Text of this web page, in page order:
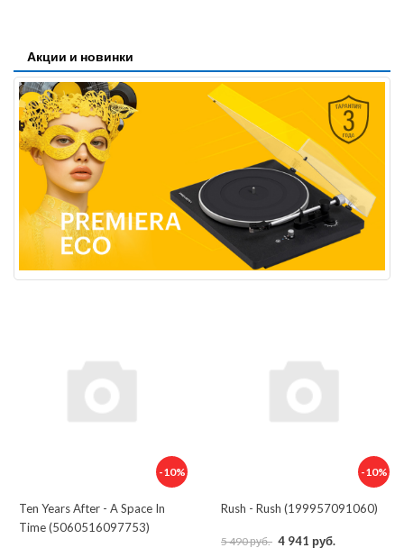
Акции и новинки
-10%
Ten Years After - A Space In
Time (5060516097753)
-10%
Rush - Rush (199957091060)
5 490 руб. 4 941 руб.